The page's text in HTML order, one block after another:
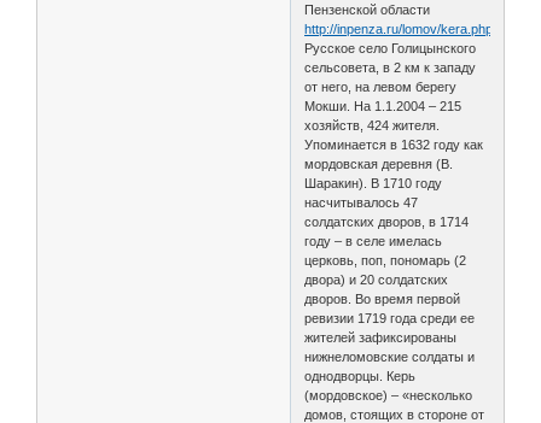
Пензенской области
http://inpenza.ru/lomov/kera.php
Русское село Голицынского
сельсовета, в 2 км к западу
от него, на левом берегу
Мокши. На 1.1.2004 – 215
хозяйств, 424 жителя.
Упоминается в 1632 году как
мордовская деревня (В.
Шаракин). В 1710 году
насчитывалось 47
солдатских дворов, в 1714
году – в селе имелась
церковь, поп, пономарь (2
двора) и 20 солдатских
дворов. Во время первой
ревизии 1719 года среди ее
жителей зафиксированы
нижнеломовские солдаты и
однодворцы. Керь
(мордовское) – «несколько
домов, стоящих в стороне от